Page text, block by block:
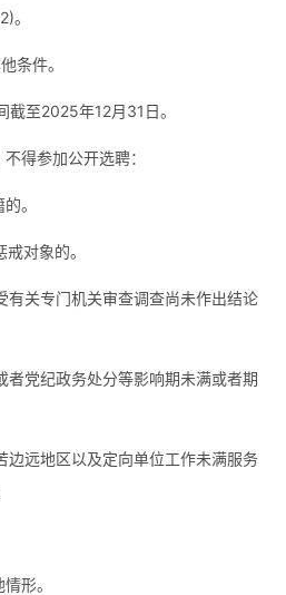
。
条件。
截至2025年12月31日。
得参加公开选聘：
。
对象的。
有关专门机关审查调查尚未作出结论
者党纪政务处分等影响期未满或者期
边远地区以及定向单位工作未满服务
形。